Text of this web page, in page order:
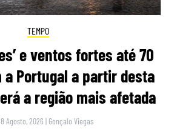
TEMPO
e ventos fortes até 70
Portugal a partir desta
a região mais afetada
Agosto, 2026 | Gonçalo Viegas